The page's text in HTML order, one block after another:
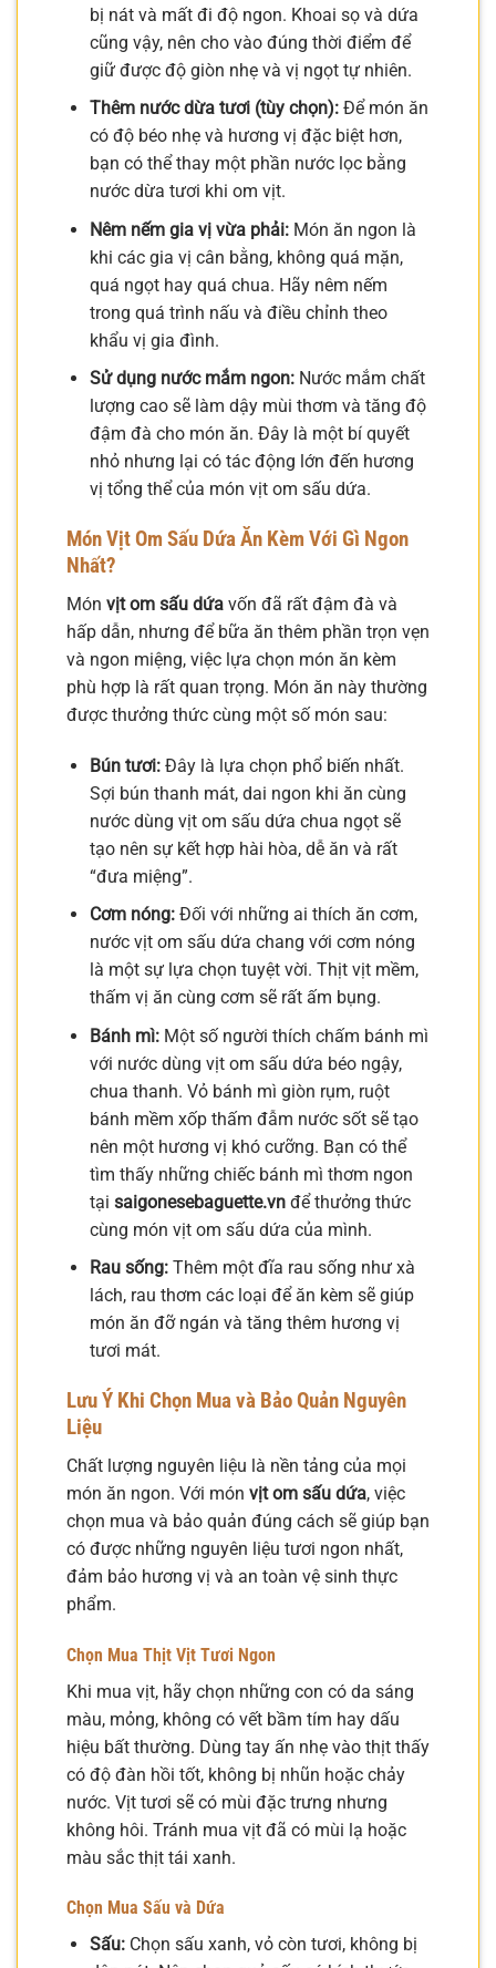
bị nát và mất đi độ ngon. Khoai sọ và dứa
cũng vậy, nên cho vào đúng thời điểm để
giữ được độ giòn nhẹ và vị ngọt tự nhiên.
Thêm nước dừa tươi (tùy chọn):Để món ăn
có độ béo nhẹ và hương vị đặc biệt hơn,
bạn có thể thay một phần nước lọc bằng
nước dừa tươi khi om vịt.
Nêm nếm gia vị vừa phải:Món ăn ngon là
khi các gia vị cân bằng, không quá mặn,
quá ngọt hay quá chua. Hãy nêm nếm
trong quá trình nấu và điều chỉnh theo
khẩu vị gia đình.
Sử dụng nước mắm ngon:Nước mắm chất
lượng cao sẽ làm dậy mùi thơm và tăng độ
đậm đà cho món ăn. Đây là một bí quyết
nhỏ nhưng lại có tác động lớn đến hương
vị tổng thể của món vịt om sấu dứa.
Món Vịt Om Sấu Dứa Ăn Kèm Với Gì Ngon
Nhất?
Món vịt om sấu dứa vốn đã rất đậm đà và
hấp dẫn, nhưng để bữa ăn thêm phần trọn vẹn
và ngon miệng, việc lựa chọn món ăn kèm
phù hợp là rất quan trọng. Món ăn này thường
được thưởng thức cùng một số món sau:
Bún tươi:Đây là lựa chọn phổ biến nhất.
Sợi bún thanh mát, dai ngon khi ăn cùng
nước dùng vịt om sấu dứa chua ngọt sẽ
tạo nên sự kết hợp hài hòa, dễ ăn và rất
“đưa miệng”.
Cơm nóng:Đối với những ai thích ăn cơm,
nước vịt om sấu dứa chang với cơm nóng
là một sự lựa chọn tuyệt vời. Thịt vịt mềm,
thấm vị ăn cùng cơm sẽ rất ấm bụng.
Bánh mì:Một số người thích chấm bánh mì
với nước dùng vịt om sấu dứa béo ngậy,
chua thanh. Vỏ bánh mì giòn rụm, ruột
bánh mềm xốp thấm đẫm nước sốt sẽ tạo
nên một hương vị khó cưỡng. Bạn có thể
tìm thấy những chiếc bánh mì thơm ngon
tại saigonesebaguette.vnđể thưởng thức
cùng món vịt om sấu dứa của mình.
Rau sống:Thêm một đĩa rau sống như xà
lách, rau thơm các loại để ăn kèm sẽ giúp
món ăn đỡ ngán và tăng thêm hương vị
tươi mát.
Lưu Ý Khi Chọn Mua và Bảo Quản Nguyên
Liệu
Chất lượng nguyên liệu là nền tảng của mọi
món ăn ngon. Với món vịt om sấu dứa, việc
chọn mua và bảo quản đúng cách sẽ giúp bạn
có được những nguyên liệu tươi ngon nhất,
đảm bảo hương vị và an toàn vệ sinh thực
phẩm.
Chọn Mua Thịt Vịt Tươi Ngon
Khi mua vịt, hãy chọn những con có da sáng
màu, mỏng, không có vết bầm tím hay dấu
hiệu bất thường. Dùng tay ấn nhẹ vào thịt thấy
có độ đàn hồi tốt, không bị nhũn hoặc chảy
nước. Vịt tươi sẽ có mùi đặc trưng nhưng
không hôi. Tránh mua vịt đã có mùi lạ hoặc
màu sắc thịt tái xanh.
Chọn Mua Sấu và Dứa
Sấu:Chọn sấu xanh, vỏ còn tươi, không bị